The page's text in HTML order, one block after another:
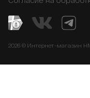
2026 © Интернет-магазин